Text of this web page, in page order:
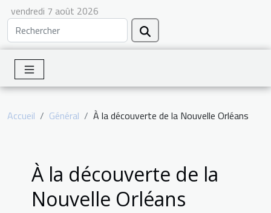
vendredi 7 août 2026
Accueil Général À la découverte de la Nouvelle Orléans
À la découverte de la
Nouvelle Orléans